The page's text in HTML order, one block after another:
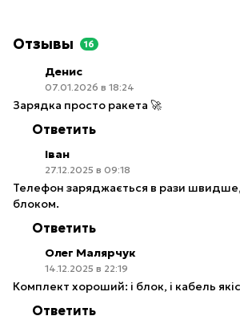
Отзывы 16
Денис
07.01.2026 в 18:24
Зарядка просто ракета 🚀
Ответить
Іван
27.12.2025 в 09:18
Телефон заряджається в рази швидше,
блоком.
Ответить
Олег Малярчук
14.12.2025 в 22:19
Комплект хороший: і блок, і кабель
Ответить